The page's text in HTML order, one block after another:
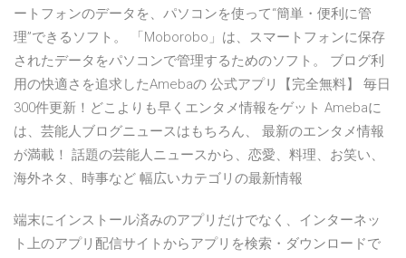
ートフォンのデータを、パソコンを使って“簡単・便利に管
理”できるソフト。 「Moborobo」は、スマートフォンに保存
されたデータをパソコンで管理するためのソフト。 ブログ利
用の快適さを追求したAmebaの 公式アプリ【完全無料】 毎日
300件更新！どこよりも早くエンタメ情報をゲット Amebaに
は、芸能人ブログニュースはもちろん、 最新のエンタメ情報
が満載！ 話題の芸能人ニュースから、恋愛、料理、お笑い、
海外ネタ、時事など 幅広いカテゴリの最新情報
端末にインストール済みのアプリだけでなく、インターネッ
ト上のアプリ配信サイトからアプリを検索・ダウンロードで